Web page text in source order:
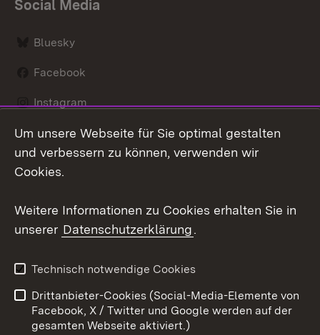
Social Media
Bluesky
Facebook
Instagram
LinkedIn
Datenschutz
Barrierefreiheit
Impressum
Cookies
Um unsere Webseite für Sie optimal gestalten
und verbessern zu können, verwenden wir
Cookies.
Weitere Informationen zu Cookies erhalten Sie in
unserer Datenschutzerklärung.
Technisch notwendige Cookies
Drittanbieter-Cookies (Social-Media-Elemente von
Facebook, X / Twitter und Google werden auf der
gesamten Webseite aktiviert.)